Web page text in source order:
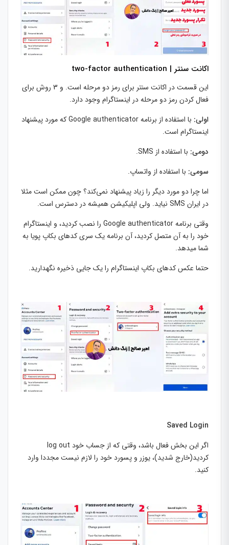
اکانت سنتر | two-factor authentication
این قسمت در اکانت سنتر برای رمز دو مرحله است. و 3 روش برای
فعال کردن رمز دو مرحله در اینستاگرام وجود دارد.
اولی:
با استفاده از برنامه Google authenticator که مورد پیشنهاد
اینستاگرام است.
دومی: با استفاده از SMS.
سومی: با استفاده از واتساپ.
اما چرا دو مورد دیگر را زیاد پیشنهاد نمی‌کند؟ چون ممکن است مثلا
در ایران SMS نیاید. ولی اپلیکیشن همیشه در دسترس است.
وقتی برنامه Google authenticator را نصب کردید، و اینستاگرام
خود را به آن متصل کردید، آن برنامه یک سری کدهای بکاپ پویا به
شما میدهد.
حتما عکس کدهای بکاپ اینستاگرام را یک جایی ذخیره نگهدارید.
Saved Login
اگر این بخش فعال باشد، وقتی که از جساب خود log out
کردید(خارج شدید)، یوزر و پسورد خود را لازم نیست مجددا وارد
کنید.